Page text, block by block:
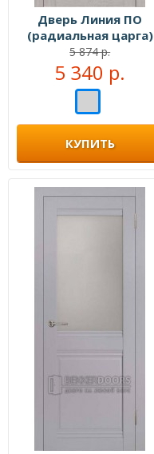
Дверь Линия ПО
(радиальная царга)
Ель альпийская
5 874 р.
5 340 р.
КУПИТЬ